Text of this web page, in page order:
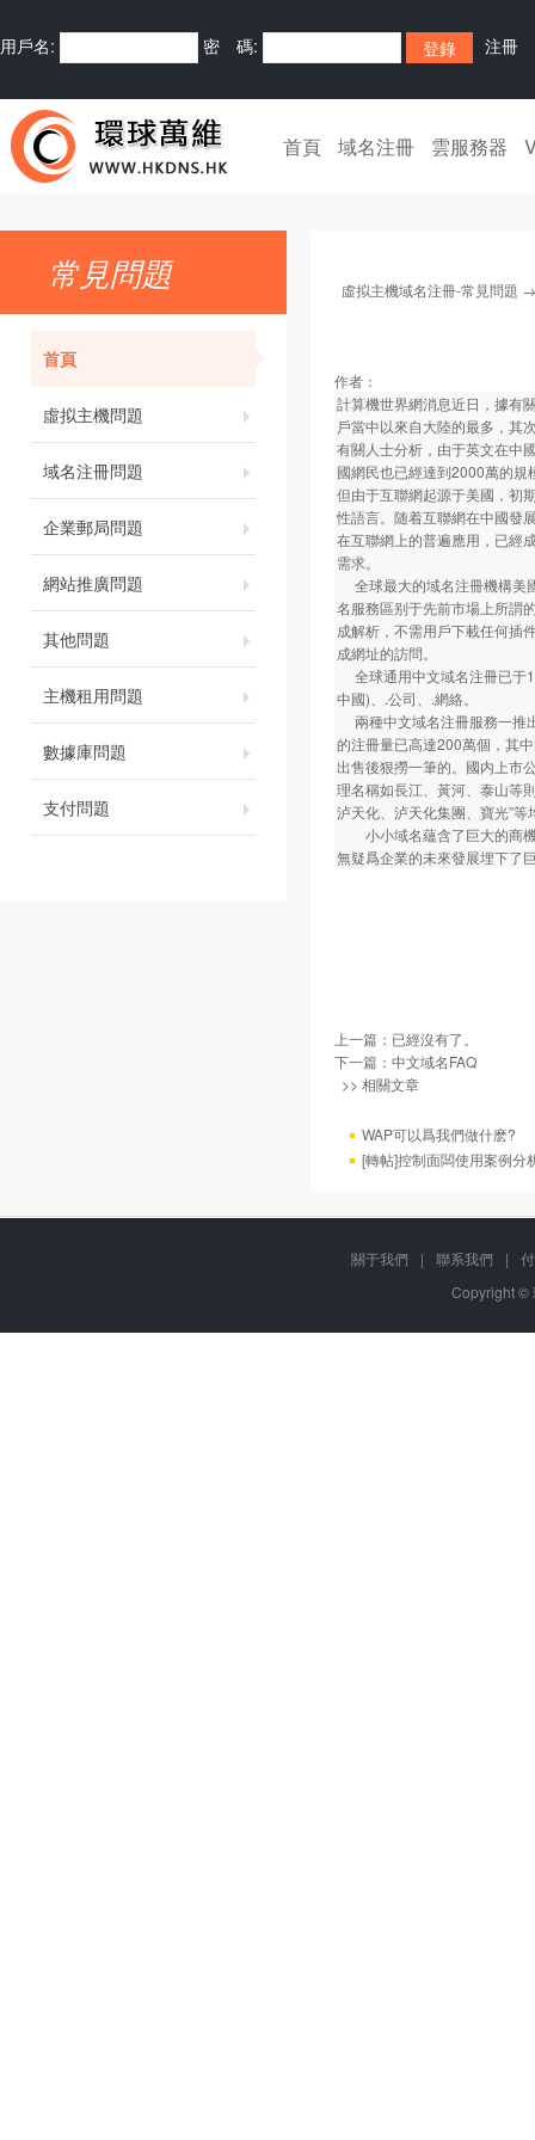
用戶名: 密 碼: 注冊
首頁 域名注冊 雲服務器
常見問題
首頁
虛拟主機問題
域名注冊問題
企業郵局問題
網站推廣問題
其他問題
主機租用問題
數據庫問題
支付問題
虛拟主機域名注冊-常見問題
作者：
計算機世界網消息近日，據有
戶當中以來自大陸的最多，其
有關人士分析，由于英文在中
國網民也已經達到2000萬的
但由于互聯網起源于美國，初
性語言。随着互聯網在中國發
在互聯網上的普遍應用，已經
需求。
全球最大的域名注冊機構美
名服務區别于先前市場上所謂
成解析，不需用戶下載任何插
成網址的訪問。
全球通用中文域名注冊已于
中國)、.公司、.網絡。
兩種中文域名注冊服務一推
的注冊量已高達200萬個，其
出售後狠撈一筆的。國内上市
理名稱如長江、黃河、泰山等
泸天化、泸天化集團、寶光”
小小域名蘊含了巨大的商機
無疑爲企業的未來發展埋下了
上一篇：已經沒有了。
下一篇： 中文域名FAQ
>> 相關文章
WAP可以爲我們做什麽?
[轉帖]控制面闆使用案例分
關于我們 | 聯系我們 |
Copyright ©